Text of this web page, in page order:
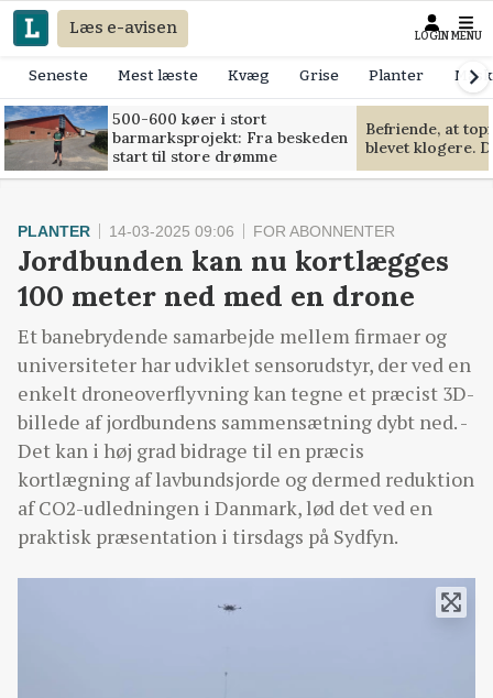
Læs e-avisen LOGIN MENU
Seneste Mest læste Kvæg Grise Planter
500-600 køer i stort
barmarksprojekt: Fra beskeden
start til store drømme
Befriende, at
blevet klogere.
PLANTER 14-03-2025 09:06 FOR ABONNENTER
Jordbunden kan nu kortlægges
100 meter ned med en drone
Et banebrydende samarbejde mellem firmaer og
universiteter har udviklet sensorudstyr, der ved en
enkelt droneoverflyvning kan tegne et præcist 3D-
billede af jordbundens sammensætning dybt ned. -
Det kan i høj grad bidrage til en præcis
kortlægning af lavbundsjorde og dermed reduktion
af CO2-udledningen i Danmark, lød det ved en
praktisk præsentation i tirsdags på Sydfyn.